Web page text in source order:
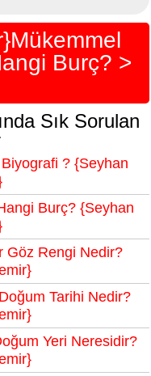
Burç? >
Sık Sorulan
? {Seyhan
Burç? {Seyhan
Göz Rengi Nedir?
Tarihi Nedir?
Yeri Neresidir?